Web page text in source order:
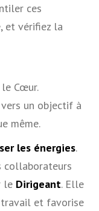
ces
et vérifiez la
le Cœur.
un objectif à
même.
les énergies.
collaborateurs
le Dirigeant. Elle
travail et favorise